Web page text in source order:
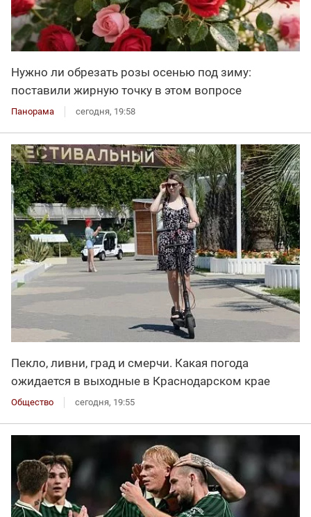
Нужно ли обрезать розы осенью под зиму:
поставили жирную точку в этом вопросе
Панорама сегодня, 19:58
Пекло, ливни, град и смерчи. Какая погода
ожидается в выходные в Краснодарском крае
Общество сегодня, 19:55